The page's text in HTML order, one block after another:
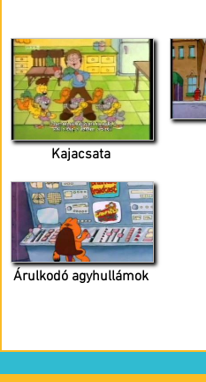
Kajacsata
Árulkodó agyhullámok